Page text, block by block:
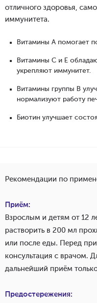
отличного здоровья,
иммунитета.
Витамины А помогает
Витамины С и Е
укрепляют иммунитет.
Витамины группы В
нормализуют работу
Биотин улучшает
Рекомендации по
Приём:
Взрослым и детям от 12
растворить в 200 мл
или после еды. Перед
консультация с врачом.
дальнейший приём
Предостережения: